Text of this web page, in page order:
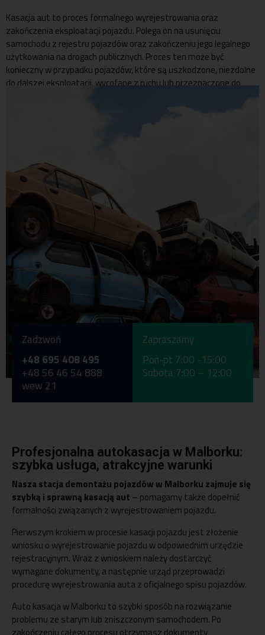
Kasacja aut to proces formalnego wyrejestrowania oraz
zakończenia eksploatacji pojazdu. Polega on na usunięciu
samochodu z rejestru pojazdów oraz zakończeniu jego legalnego
użytkowania na drogach publicznych. Proces ten może być
konieczny w przypadku pojazdów, które są uszkodzone, niezdolne
do dalszej eksploatacji, wycofane z ruchu lub przeznaczone do
Pon-pt 7:00 -15:00
Zadzwoń
+48 695 408 495
+48 56 46 54 888
wew 21
Zapraszamy
Pon-pt 7:00 -15:00
Sobota 7:00 – 12:00
Profesjonalna autokasacja w Malborku:
szybka usługa, atrakcyjne warunki
Nasza stacja demontażu pojazdów w Malborku zajmuje się
szybką i sprawną kasacją aut – pomagamy także dopełnić
formalności związanych z wyrejestrowaniem pojazdu.
Pierwszym krokiem w procesie kasacji pojazdu jest złożenie
wniosku o wyrejestrowanie pojazdu w odpowiednim urzędzie
rejestracyjnym. Wraz z wnioskiem należy dostarczyć
wymagane dokumenty, a następnie urząd przeprowadzi
procedurę wyrejestrowania auta z oficjalnego spisu pojazdów.
Auto kasacja w Malborku to szybki sposób na rozwiązanie
problemu ze starym lub zniszczonym samochodem. Po
zakończeniu całego procesu otrzymasz dokumenty